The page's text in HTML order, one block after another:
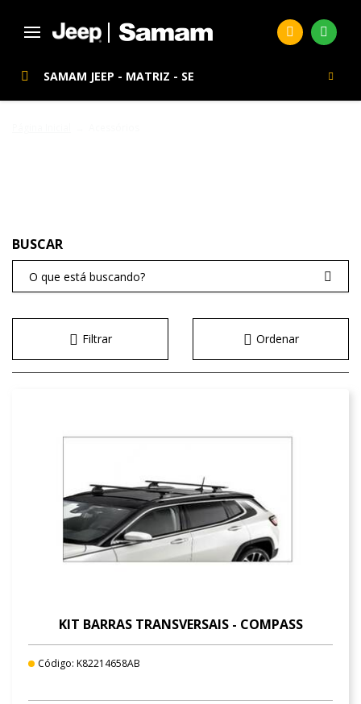
SAMAM JEEP - MATRIZ - SE
Filtrar Ordenar
KIT BARRAS TRANSVERSAIS - COMPASS
Código: K82214658AB